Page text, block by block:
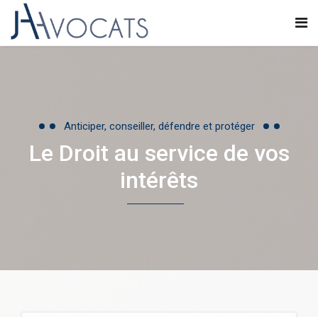
Anticiper, conseiller, défendre et protéger
Le Droit au service de vos
intérêts